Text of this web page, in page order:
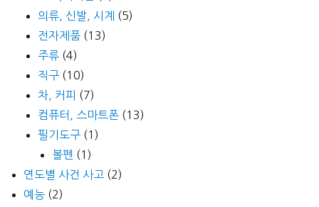
의류, 신발, 시계 (5)
전자제품 (13)
주류 (4)
직구 (10)
차, 커피 (7)
컴퓨터, 스마트폰 (13)
필기도구 (1)
볼펜 (1)
연도별 사건 사고 (2)
예능 (2)